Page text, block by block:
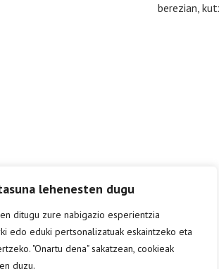
lehenesten dugu
ditugu zure nabigazio esperientzia
edo eduki pertsonalizatuak eskaintzeko eta
"Onartu dena" sakatzean, cookieak
duzu.
berezian,